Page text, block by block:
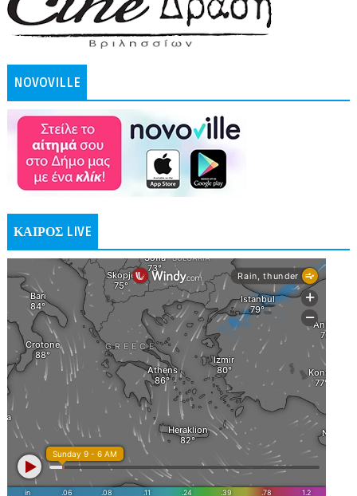
NOVOVILLE
ΚΑΙΡΟΣ LIVE